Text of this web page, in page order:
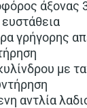
άξονας
γρήγορης
με
αντλία